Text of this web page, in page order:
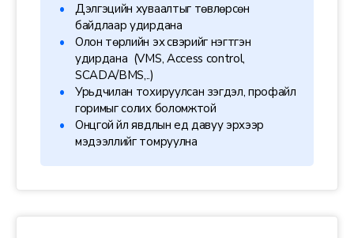
Дэлгэцийн хуваалтыг төвлөрсөн
байдлаар удирдана
Олон төрлийн эх үүсвэрийг нэгтгэн
удирдана (VMS, Access control,
SCADA/BMS,..)
Урьдчилан тохируулсан үзэгдэл, профайл
горимыг солих боломжтой
Онцгой үйл явдлын үед давуу эрхээр
мэдээллийг томруулна